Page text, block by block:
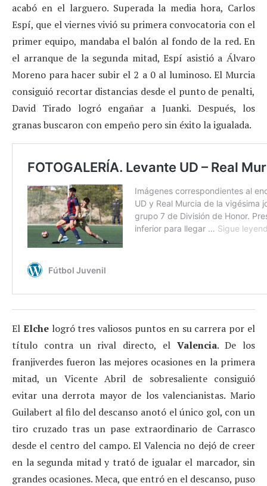
acabó en el larguero. Superada la media hora, Carlos
Espí, que el viernes vivió su primera convocatoria con el
primer equipo, mandaba el balón al fondo de la red. En
el arranque de la segunda mitad, Espí asistió a Álvaro
Moreno para hacer subir el 2 a 0 al luminoso. El Murcia
consiguió recortar distancias desde el punto de penalti,
David Tirado logró engañar a Juanki. Después, los
granas buscaron con empeño pero sin éxito la igualada.
El Elchelogró tres valiosos puntos en su carrera por el
título contra un rival directo, el Valencia. De los
franjiverdes fueron las mejores ocasiones en la primera
mitad, un Vicente Abril de sobresaliente consiguió
evitar una derrota mayor de los valencianistas. Mario
Guilabert al filo del descanso anotó el único gol, con un
tiro cruzado tras un pase extraordinario de Carrasco
desde el centro del campo. El Valencia no dejó de creer
en la segunda mitad y trató de igualar el marcador, sin
grandes ocasiones. Meca, que entró en el descanso, puso